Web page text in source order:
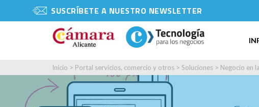
SUSCRÍBETE A NUESTRO NEWSLETTER
Inicio > Portal servicios, comercio y otros > Soluciones > Negocio en